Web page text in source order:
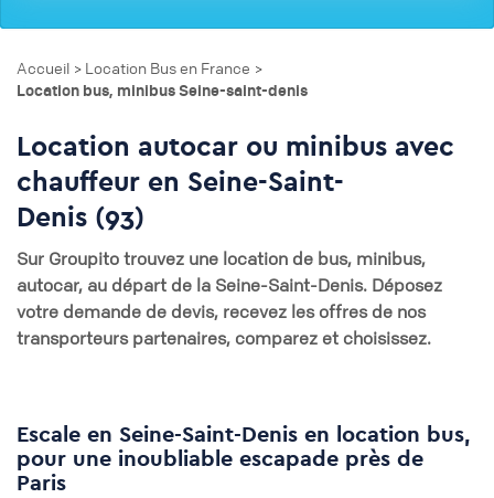
Accueil > Location Bus en France >
Location bus, minibus Seine-saint-denis
Location autocar ou minibus avec
chauffeur en Seine-Saint-
Denis (93)
Sur Groupito trouvez une location de bus, minibus,
autocar, au départ de la Seine-Saint-Denis. Déposez
votre demande de devis, recevez les offres de nos
transporteurs partenaires, comparez et choisissez.
Escale en Seine-Saint-Denis en location bus,
pour une inoubliable escapade près de
Paris